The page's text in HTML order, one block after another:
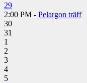
29
2:00 PM - Pelargon träff
30
31
1
2
3
4
5